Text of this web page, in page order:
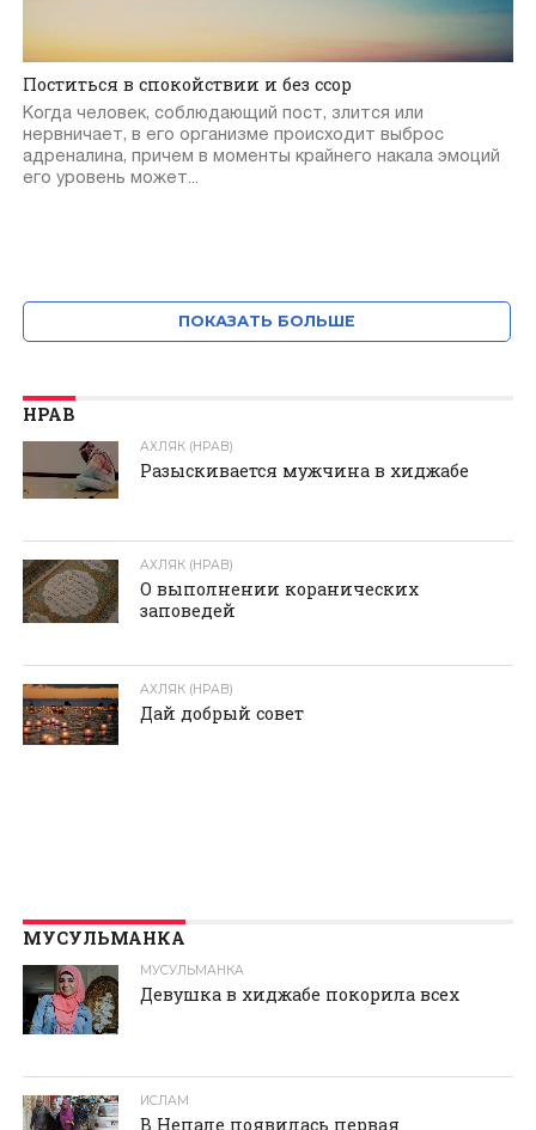
Поститься в спокойствии и без ссор
Когда человек, соблюдающий пост, злится или
нервничает, в его организме происходит выброс
адреналина, причем в моменты крайнего накала эмоций
его уровень может...
ПОКАЗАТЬ БОЛЬШЕ
НРАВ
АХЛЯК (НРАВ)
Разыскивается мужчина в хиджабе
АХЛЯК (НРАВ)
О выполнении коранических
заповедей
АХЛЯК (НРАВ)
Дай добрый совет
МУСУЛЬМАНКА
МУСУЛЬМАНКА
Девушка в хиджабе покорила всех
ИСЛАМ
В Непале появилась первая